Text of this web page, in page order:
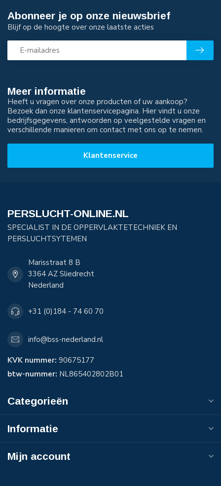
Meer informatie
Heeft u vragen over onze producten of uw aankoop?
Bezoek dan onze klantenservicepagina. Hier vindt u onze
bedrijfsgegevens, antwoorden op veelgestelde vragen en
verschillende manieren om contact met ons op te nemen.
Klantenservice
Abonneer je op onze nieuwsbrief
Blijf op de hoogte over onze laatste acties
PERSLUCHT-ONLINE.NL
SPECIALIST IN DE OPPERVLAKTETECHNIEK EN
PERSLUCHTSYTEMEN
Marisstraat 8 B
3364 AZ Sliedrecht
Nederland
+31 (0)184 - 74 60 70
info@bss-nederland.nl
KVK nummer: 90675177
btw-nummer: NL865402802B01
Categorieën
Informatie
Mijn account